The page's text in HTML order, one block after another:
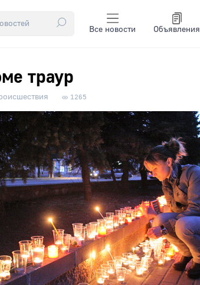
Все новости Объявления
траур
1265